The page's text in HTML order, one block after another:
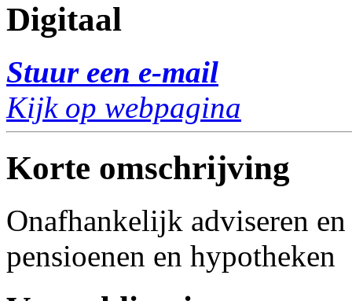
Digitaal
Stuur een e-mail
Kijk op webpagina
Korte omschrijving
Onafhankelijk adviseren
pensioenen en hypotheken